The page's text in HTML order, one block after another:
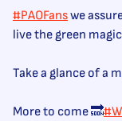
#PAOFanswe
live the green
Take a glance of a
More to come 🔜